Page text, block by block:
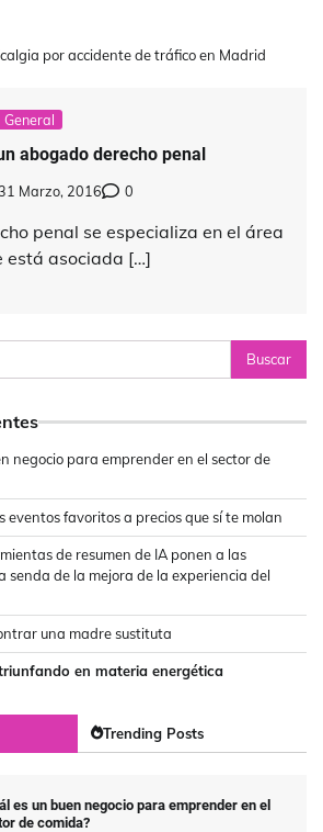
por accidente de tráfico en Madrid
General
abogado derecho penal
Marzo, 2016 0
penal se especializa en el área
está asociada […]
negocio para emprender en el sector de
eventos favoritos a precios que sí te molan
de resumen de IA ponen a las
senda de la mejora de la experiencia del
una madre sustituta
en materia energética
Trending Posts
es un buen negocio para emprender en el
de comida?